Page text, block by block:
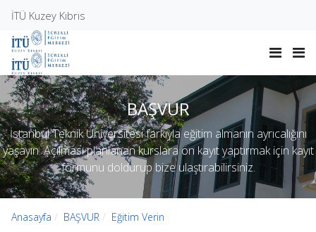
İTÜ Kuzey Kıbrıs
BAŞVUR
İstanbul Teknik Üniversitesi farkıyla eğitim almanın ayrıcalığını
yaşayın. Açılması planlanan kurslara ön kayıt yaptırmak için kayıt
formunu doldurup bize ulaştırabilirsiniz.
Anasayfa BAŞVUR Eğitim Verin